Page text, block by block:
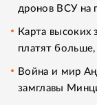
дронов ВСУ на
Карта высоких
платят
Война и мир
замглавы